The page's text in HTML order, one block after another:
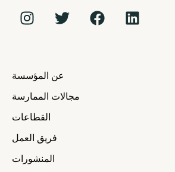
L
i
F
a
T
w
t
e
r
I
n
g
r
a
m
عن المؤسسة
مجالات الممارسة
القطاعات
فريق العمل
المنشورات